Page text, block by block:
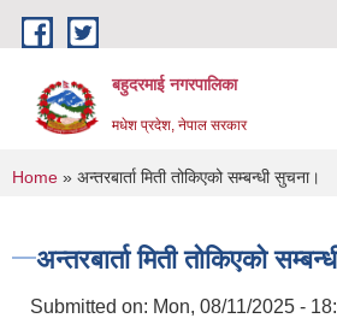
Skip to main content
बहुदरमाई नगरपालिका
मधेश प्रदेश, नेपाल सरकार
You are here
Home » अन्तरबार्ता मिती तोकिएको सम्बन्धी सुचना।
अन्तरबार्ता मिती तोकिएको
Submitted on: Mon, 08/11/2025 -